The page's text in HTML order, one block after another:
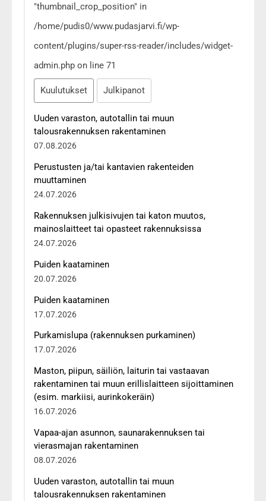
"thumbnail_crop_position" in
/home/pudis0/www.pudasjarvi.fi/wp-
content/plugins/super-rss-reader/includes/widget-
admin.php on line 71
Kuulutukset Julkipanot
Uuden varaston, autotallin tai muun
talousrakennuksen rakentaminen
07.08.2026
Perustusten ja/tai kantavien rakenteiden
muuttaminen
24.07.2026
Rakennuksen julkisivujen tai katon muutos,
mainoslaitteet tai opasteet rakennuksissa
24.07.2026
Puiden kaataminen
20.07.2026
Puiden kaataminen
17.07.2026
Purkamislupa (rakennuksen purkaminen)
17.07.2026
Maston, piipun, säiliön, laiturin tai vastaavan
rakentaminen tai muun erillislaitteen sijoittaminen
(esim. markiisi, aurinkokeräin)
16.07.2026
Vapaa-ajan asunnon, saunarakennuksen tai
vierasmajan rakentaminen
08.07.2026
Uuden varaston, autotallin tai muun
talousrakennuksen rakentaminen